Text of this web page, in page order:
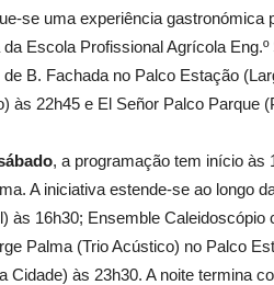
se uma experiência
da Escola Profissional Agrícola
B. Fachada no Palco Estação
às 22h45 e El Señor Palco Parque
, a programação tem início às
A iniciativa estende-se ao longo
às 16h30; Ensemble
Palma (Trio Acústico) no Palco
Cidade) às 23h30. A noite termina